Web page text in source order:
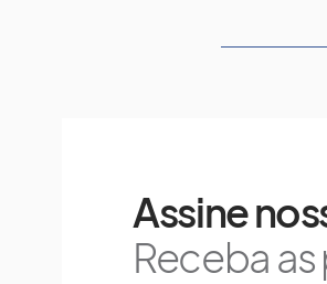
Assine
Receba